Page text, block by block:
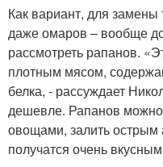
Как вариант, для замены
даже омаров – вообще
рассмотреть рапанов.
плотным мясом,
белка, - рассуждает
дешевле. Рапанов
овощами, залить острым
получатся очень